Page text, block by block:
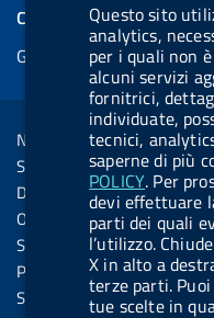
Questo sito
analytics,
per i quali non
alcuni servizi
fornitrici,
individuate,
tecnici,
saperne di più
POLICY. Per
devi effettuare
parti dei quali
l’utilizzo.
X in alto a
terze parti.
tue scelte in
l
.
b
u
t
t
o
n
.
i
s
k
y
COOKIES
Gestione cookie
Sezione Link Utili
Note legali
Social Media Policy
Dichiarazione di accessibilità
Obiettivi di accessibilità
Statistiche sito
Privacy
Servizi Online